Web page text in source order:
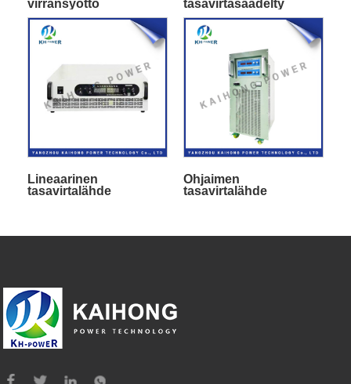
virransyöttö
tasavirtasäädelty
virtalähde
Lineaarinen
tasavirtalähde
Ohjaimen
tasavirtalähde